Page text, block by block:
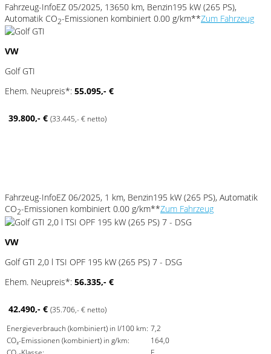
Fahrzeug-InfoEZ 05/2025, 13650 km, Benzin195 kW (265 PS),
Automatik CO2-Emissionen kombiniert 0.00 g/km**Zum Fahrzeug
VW
Golf GTI
Ehem. Neupreis*: 55.095,- €
39.800,- € (33.445,- € netto)
Fahrzeug-InfoEZ 06/2025, 1 km, Benzin195 kW (265 PS), Automatik
CO2-Emissionen kombiniert 0.00 g/km**Zum Fahrzeug
VW
Golf GTI 2,0 l TSI OPF 195 kW (265 PS) 7 - DSG
Ehem. Neupreis*: 56.335,- €
42.490,- € (35.706,- € netto)
Energieverbrauch (kombiniert) in l/100 km: 7,2
CO₂-Emissionen (kombiniert) in g/km:
164,0